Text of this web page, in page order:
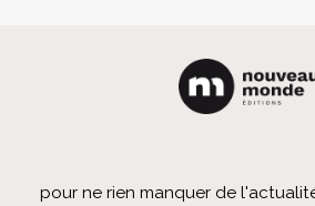
pour ne rien manquer de